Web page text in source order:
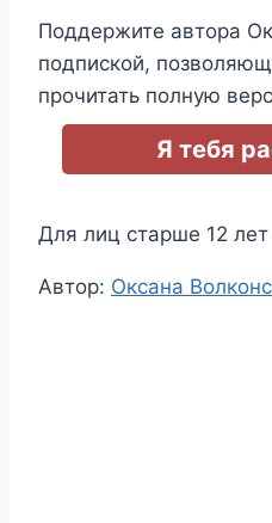
Поддержите автора
подпиской,
прочитать полную
Я тебя
Для лиц старше 12 лет
Метки
Автор: Оксана